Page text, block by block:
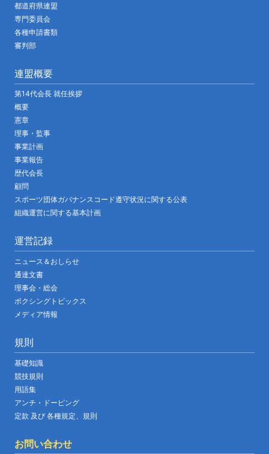
都道府県連盟
専門委員会
各種申請書類
審判部
連盟概要
第14代会長 就任挨拶
概要
憲章
理事・監事
事業計画
事業報告
歴代会長
顧問
スポーツ団体ガバナンスコード遵守状況に関する公表
組織運営に関する基本計画
運営記録
ニュース＆おしらせ
通達文書
理事会・総会
ボクシングトピックス
メディア情報
規則
基礎知識
競技規則
用語集
アンチ・ドーピング
定款 及び 各種規定、規則
お問い合わせ